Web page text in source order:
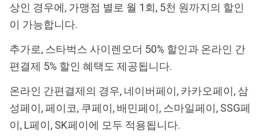
상인 경우에, 가맹점 별로 월 1회, 5천 원까지의 할인
이 가능합니다.
추가로, 스타벅스 사이렌오더 50% 할인과 온라인 간
편결제 5% 할인 혜택도 제공됩니다.
온라인 간편결제의 경우, 네이버페이, 카카오페이, 삼
성페이, 페이코, 쿠페이, 배민페이, 스마일페이, SSG페
이, L페이, SK페이에 모두 적용됩니다.